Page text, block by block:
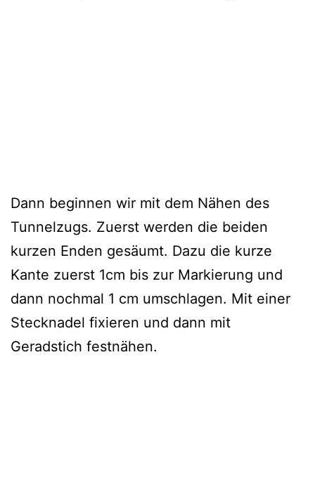
Dann beginnen wir mit dem Nähen des
Tunnelzugs. Zuerst werden die beiden
kurzen Enden gesäumt. Dazu die kurze
Kante zuerst 1cm bis zur Markierung und
dann nochmal 1 cm umschlagen. Mit einer
Stecknadel fixieren und dann mit
Geradstich festnähen.